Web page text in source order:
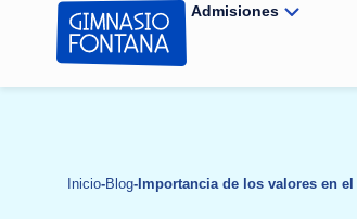
Admisiones
Inicio-Blog- Importancia de los valores en